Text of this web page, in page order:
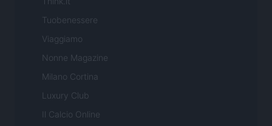
Tuobenessere
Viaggiamo
Nonne Magazine
Milano Cortina
Luxury Club
Il Calcio Online